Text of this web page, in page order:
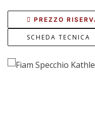
PREZZO
SCHEDA TECNICA